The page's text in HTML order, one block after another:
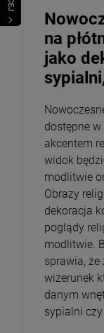
na
jako
dostępne w
akcentem
widok
modlitwie
Obrazy
dekoracja
poglądy
modlitwie.
sprawia, że
wizerunek
danym
sypialni